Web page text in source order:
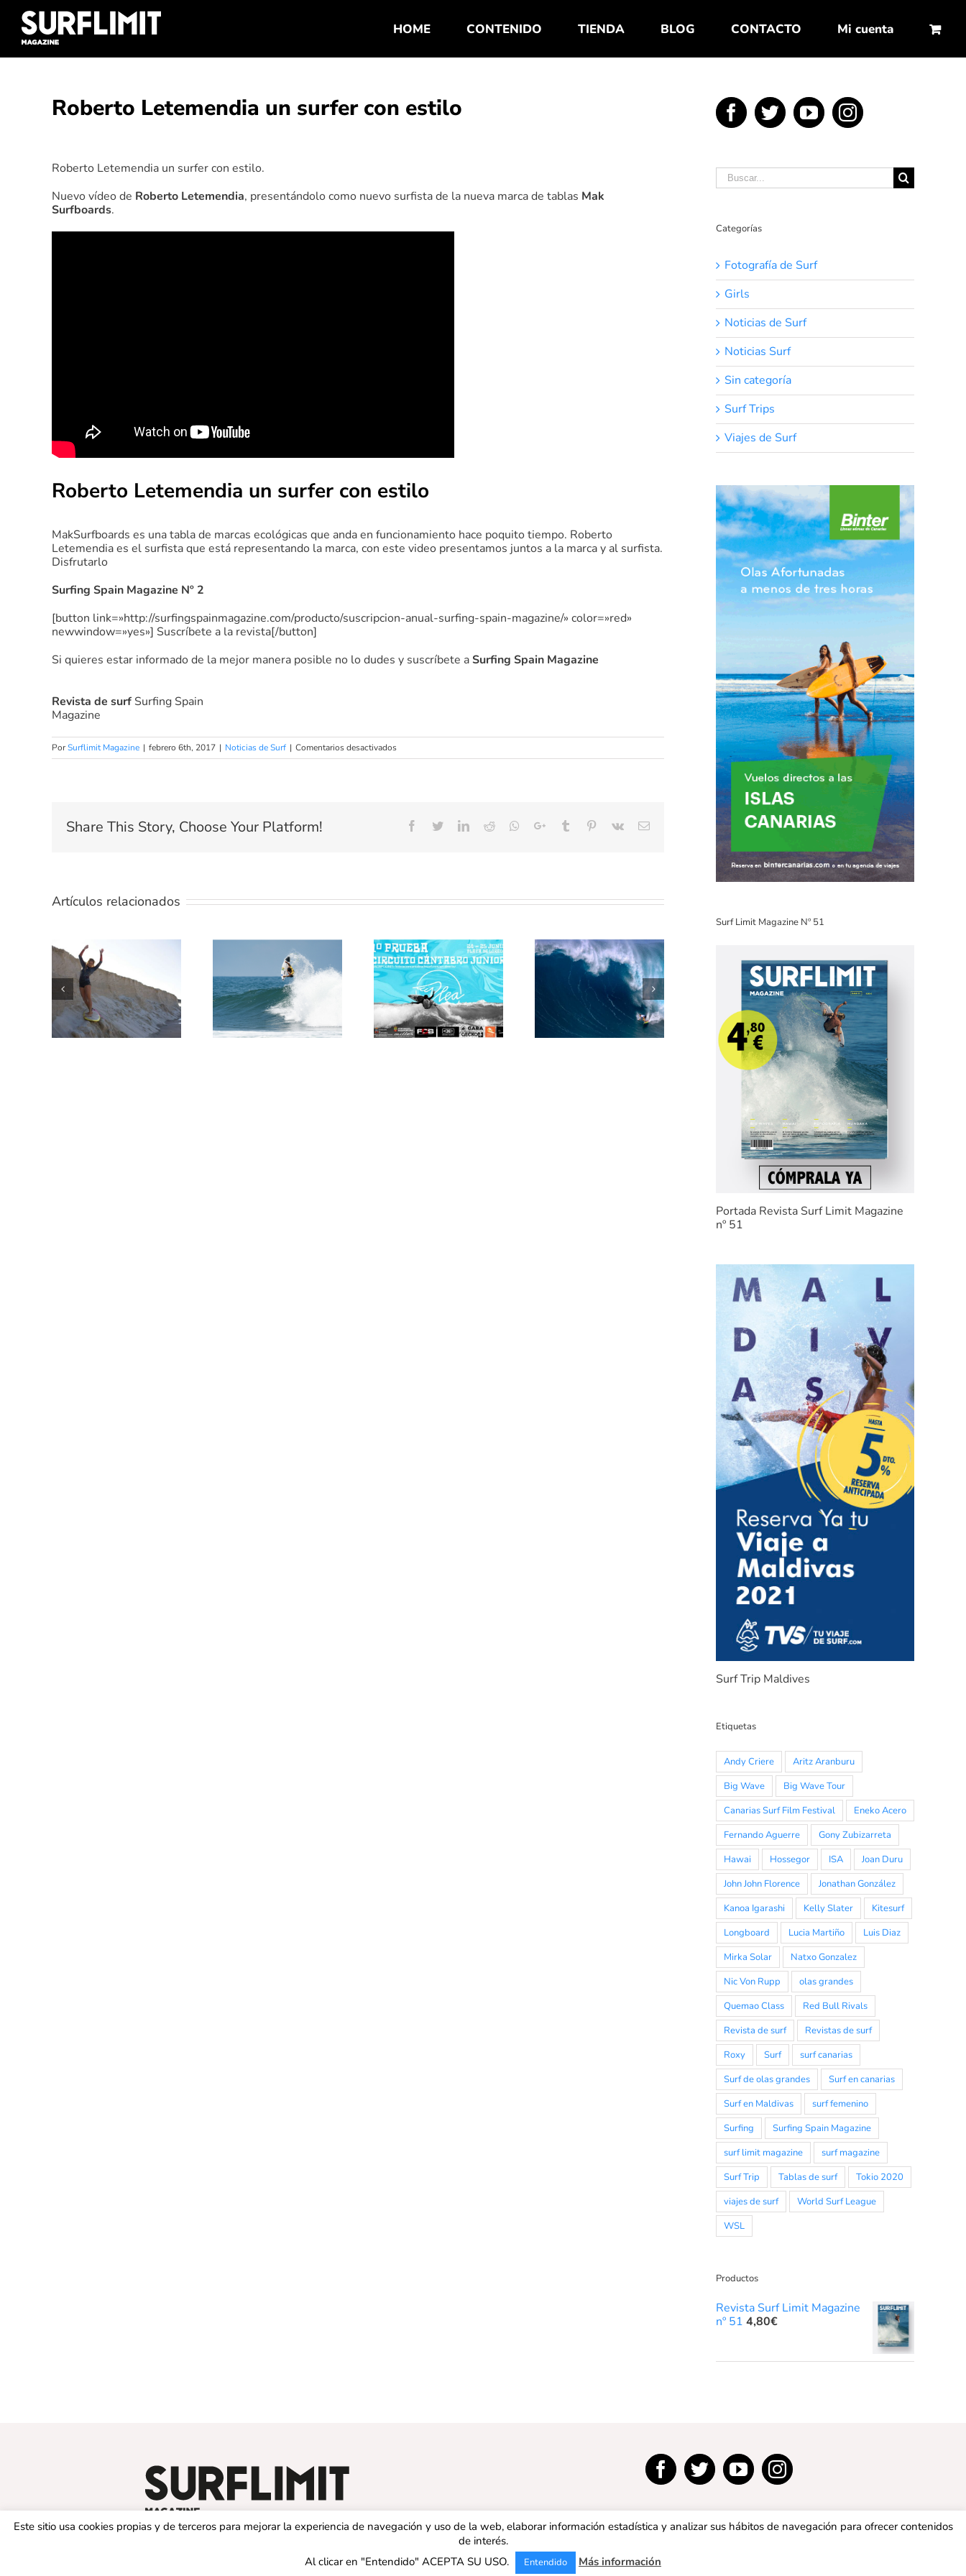
content
HOME CONTENIDO TIENDA BLOG CONTACTO Mi cuenta
Roberto Letemendia un surfer con estilo
imagen
más
Roberto Letemendia un surfer con estilo.
Nuevo vídeo de Roberto Letemendia, presentándolo como nuevo surfista de la nueva marca de tablas Mak
Surfboards.
Roberto Letemendia un surfer con estilo
MakSurfboards es una tabla de marcas ecológicas que anda en funcionamiento hace poquito tiempo. Roberto
Letemendia es el surfista que está representando la marca, con este video presentamos juntos a la marca y al surfista.
Disfrutarlo
Surfing Spain Magazine Nº 2
[button link=»http://surfingspainmagazine.com/producto/suscripcion-anual-surfing-spain-magazine/» color=»red»
newwindow=»yes»] Suscríbete a la revista[/button]
Si quieres estar informado de la mejor manera posible no lo dudes y suscríbete aSurfing Spain Magazine
Revista de surf Surfing Spain
Magazine
PorSurflimit Magazine | febrero 6th, 2017 | Noticias de Surf | Comentarios desactivadosen
Roberto
estilo
Share This Story, Choose Your Platform! Facebook
TwitterLinkedIn
Reddit Whatsapp
Google+Tumblr Pinterest
Vk Email
Artículos relacionados
5 MEJORES
PELICULAS DE
SURF
TE
ENSEÑAMOS
UN POCO
SOBRE
TÉRMINOS
Primera Prueba
del Circuito
Cántabro Junior
La Ola Gigante
Hawaiana
«JAWS»
HORARIOS RIP
CURL
GROMSEARCH
2022 «SOMO»
Buscar:
Categorías
Fotografía de Surf
Girls
Noticias de Surf
Noticias Surf
Sin categoría
Surf Trips
Viajes de Surf
Surf Limit Magazine Nº 51
Portada Revista Surf Limit Magazine
nº 51
Surf Trip Maldives
Etiquetas
Andy Criere
Aritz Aranburu
Big Wave
Big Wave Tour
Canarias Surf Film Festival
Eneko Acero
Fernando Aguerre
Gony Zubizarreta
Hawai
Hossegor ISA
Joan Duru
John John Florence
Jonathan González
Kanoa Igarashi
Kelly Slater
Kitesurf
Longboard
Lucia Martiño
Luis Diaz
Mirka Solar
Natxo Gonzalez
Nic Von Rupp
olas grandes
Quemao Class
Red Bull Rivals
Revista de surf
Revistas de surf
Roxy
Surf
surf canarias
Surf de olas grandes
Surf en canarias
Surf en Maldivas
surf femenino
Surfing
Surfing Spain Magazine
surf limit magazine
surf magazine
Surf Trip
Tablas de surf
Tokio 2020
viajes de surf
World Surf League
WSL
Productos
Revista Surf Limit Magazine
nº 51 4,80€
Este sitio usa cookies propias y de terceros para mejorar la experiencia de navegación y uso de la web, elaborar información estadística y analizar sus hábitos de navegación para ofrecer contenidos
de interés.
Al clicar en "Entendido" ACEPTA SU USO.
Entendido Más información